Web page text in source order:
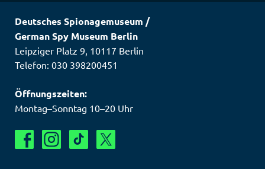
Deutsches Spionagemuseum /
German Spy Museum Berlin
Leipziger Platz 9, 10117 Berlin
Telefon: 030 398200451
Öffnungszeiten:
Montag–Sonntag 10–20 Uhr